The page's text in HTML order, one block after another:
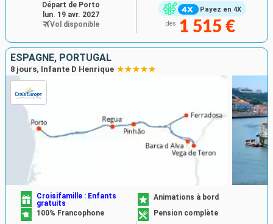
Payez en 4X
dès 1 515 €
Départ de Porto
lun. 19 avr. 2027
Vol disponible
ESPAGNE, PORTUGAL
8 jours, Infante D Henrique
Croisifamille : Enfants
gratuits
Animations à bord
100% Francophone
Pension complète